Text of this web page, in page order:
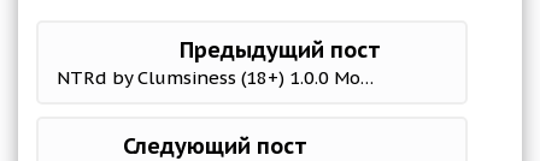
Предыдущий пост
NTRd by Clumsiness (18+) 1.0.0 Мод (полная версия)
Следующий пост